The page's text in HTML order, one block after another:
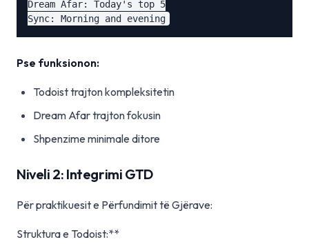
Dream Afar: Today's top 5
Pse funksionon:
Todoist trajton kompleksitetin
Dream Afar trajton fokusin
Shpenzime minimale ditore
Niveli 2: Integrimi GTD
Për praktikuesit e Përfundimit të Gjërave:
Struktura e Todoist:**